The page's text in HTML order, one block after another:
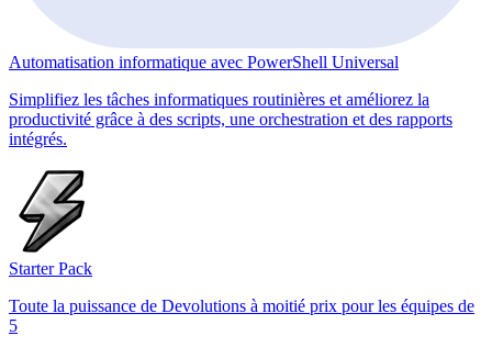
Automatisation informatique avec PowerShell Universal
Simplifiez les tâches informatiques routinières et améliorez la
productivité grâce à des scripts, une orchestration et des rapports
intégrés.
Starter Pack
Toute la puissance de Devolutions à moitié prix pour les équipes de
5